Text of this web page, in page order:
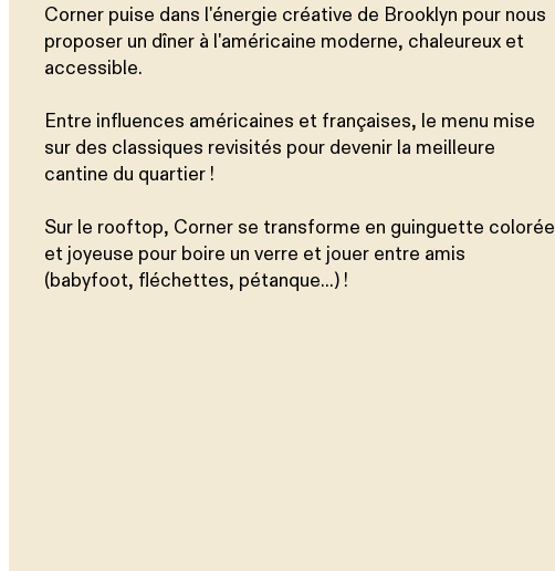
Corner puise dans l'énergie créative de Brooklyn pour nous
proposer un dîner à l'américaine moderne, chaleureux et
accessible.
Entre influences américaines et françaises, le menu mise
sur des classiques revisités pour devenir la meilleure
cantine du quartier !
Sur le rooftop, Corner se transforme en guinguette colorée
et joyeuse pour boire un verre et jouer entre amis
(babyfoot, fléchettes, pétanque...) !